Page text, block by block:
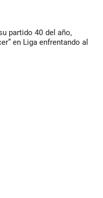
partido 40 del año,
en Liga enfrentando al